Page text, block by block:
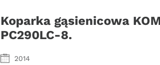
Koparka gąsienicowa
PC290LC-8.
2014